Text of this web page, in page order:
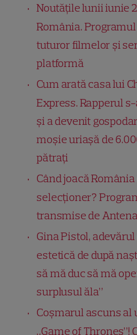
Noutățile lunii iunie
România.
tuturor filmelor și
platformă
Cum arată casa lui
Express. Rapperul
și a devenit
moșie uriașă de
pătrați
Când joacă România
selecționer?
transmise de
Gina Pistol,
estetică de după
să mă duc să mă
surplusul ăla”
Coșmarul ascuns al
„Game of Thrones”!